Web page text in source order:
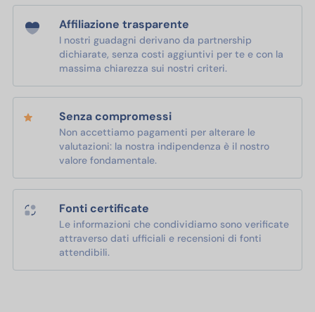
Affiliazione trasparente
I nostri guadagni derivano da partnership
dichiarate, senza costi aggiuntivi per te e con la
massima chiarezza sui nostri criteri.
Senza compromessi
Non accettiamo pagamenti per alterare le
valutazioni: la nostra indipendenza è il nostro
valore fondamentale.
Fonti certificate
Le informazioni che condividiamo sono verificate
attraverso dati ufficiali e recensioni di fonti
attendibili.